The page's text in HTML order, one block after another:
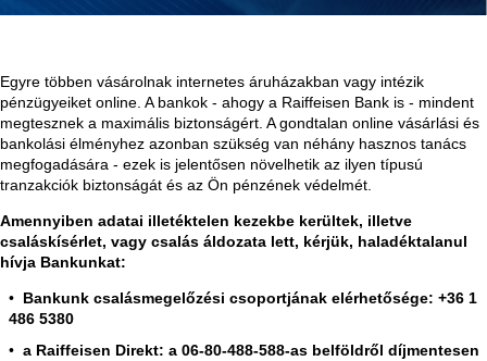
Egyre többen vásárolnak internetes áruházakban vagy intézik
pénzügyeiket online. A bankok - ahogy a Raiffeisen Bank is - mindent
megtesznek a maximális biztonságért. A gondtalan online vásárlási és
bankolási élményhez azonban szükség van néhány hasznos tanács
megfogadására - ezek is jelentősen növelhetik az ilyen típusú
tranzakciók biztonságát és az Ön pénzének védelmét.
Amennyiben adatai illetéktelen kezekbe kerültek, illetve
csaláskísérlet, vagy csalás áldozata lett, kérjük, haladéktalanul
hívja Bankunkat:
Bankunk csalásmegelőzési csoportjának elérhetősége: +36 1
486 5380
a Raiffeisen Direkt: a 06-80-488-588-as belföldről díjmentesen